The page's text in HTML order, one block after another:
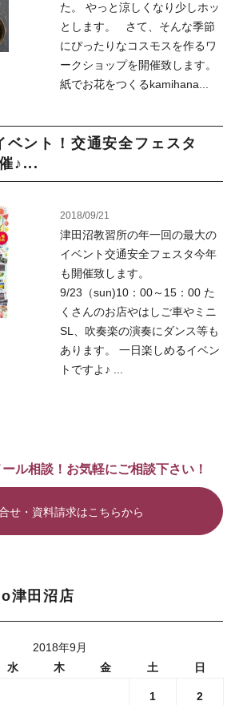
た。 やっと涼しくなり少しホッ
とします。 さて、そんな季節
にぴったりなコスモスを作るワ
ークショップを開催致します。
紙でお花をつくるkamihana...
ベント！交通安全フェスタ
♪...
2018/09/21
津田沼教習所の年一回の最大の
イベント交通安全フェスタ今年
も開催致します。
9/23（sun)10：00～15：00 た
くさんのお店やはしご車やミニ
SL、吹奏楽の演奏にダンス等も
あります。 一日楽しめるイベン
トですよ♪ ...
ル相談！お気軽にご相談下さい！
せ・資料請求はこちらから
津田沼店
2018年9月
水 木 金 土 日
1 2